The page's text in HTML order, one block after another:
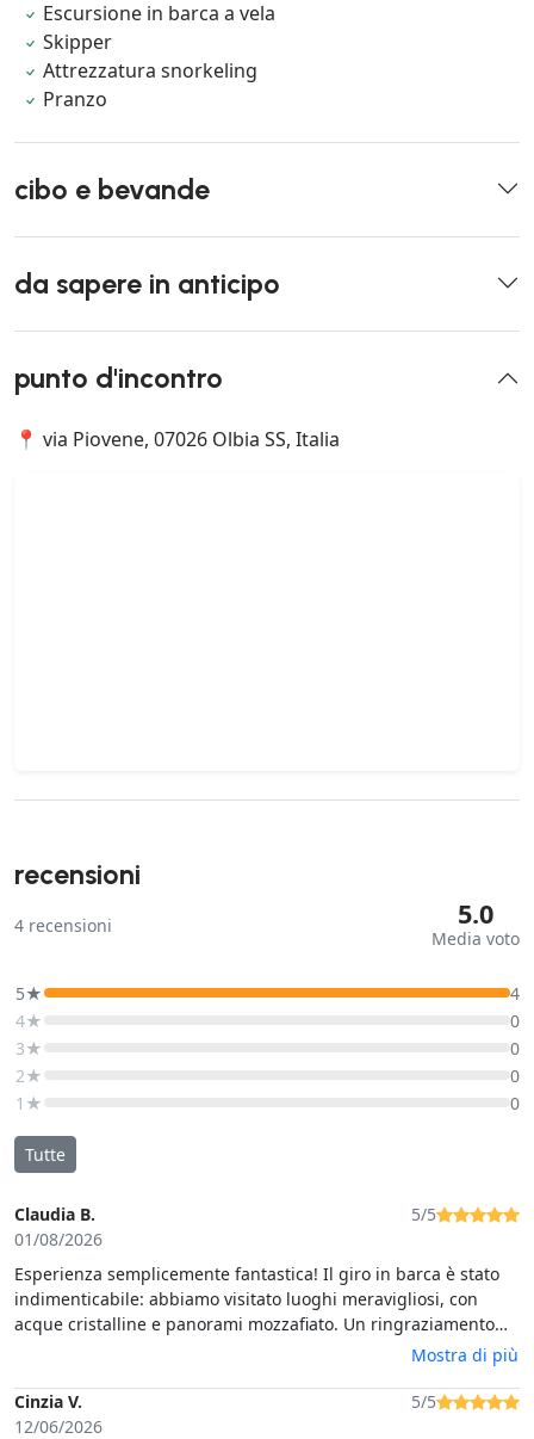
Escursione in barca a vela
Skipper
Attrezzatura snorkeling
Pranzo
cibo e bevande
da sapere in anticipo
punto d'incontro
📍 via Piovene, 07026 Olbia SS, Italia
recensioni
4 recensioni 5.0
Media voto
5★
4
4★
0
3★
0
2★
0
1★
0
Tutte
Claudia B.
01/08/2026
5/5
Esperienza semplicemente fantastica! Il giro in barca è stato
indimenticabile: abbiamo visitato luoghi meravigliosi, con
acque cristalline e panorami mozzafiato. Un ringraziamento
speciale va allo skipper Danilo, che è stato eccezionale sotto
ogni aspetto. Professionale, simpatico, disponibile e sempre
attento a farci vivere la giornata nel migliore dei modi. Se
cercate un'esperienza autentica e ben organizzata, questa è
Mostra di più
Cinzia V.
12/06/2026
5/5